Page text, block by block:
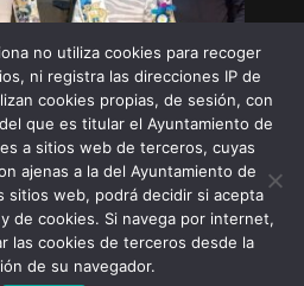
en Instagram
no utiliza cookies para recoger
ni registra las direcciones IP de
cookies propias, de sesión, con
que es titular el Ayuntamiento de
a sitios web de terceros, cuyas
ajenas a la del Ayuntamiento de
sitios web, podrá decidir si acepta
de cookies. Si navega por internet,
las cookies de terceros desde la
de su navegador.